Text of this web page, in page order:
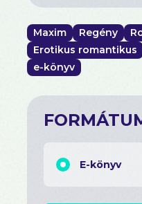
Maxim Regény
Erotikus romantikus
e-könyv
E-könyv